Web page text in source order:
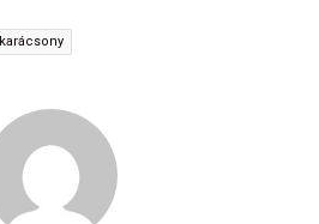
karácsony